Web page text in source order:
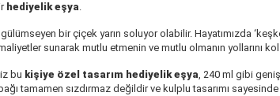
hediyelik eşya.
bir çiçek yarın soluyor olabilir. Hayatımızda
sunarak mutlu etmenin ve mutlu olmanın yollarını
bu kişiye özel tasarım hediyelik eşya, 240 ml gibi
tamamen sızdırmaz değildir ve kulplu tasarımı